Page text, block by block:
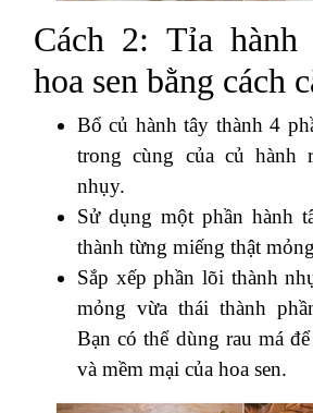
Cách 2: Tỉa hành
hoa sen bằng cách
Bổ củ hành tây thành 4
trong cùng của củ hành
nhụy.
Sử dụng một phần hành
thành từng miếng thật
Sắp xếp phần lõi thành
mỏng vừa thái thành
Bạn có thể dùng rau má
và mềm mại của hoa sen.